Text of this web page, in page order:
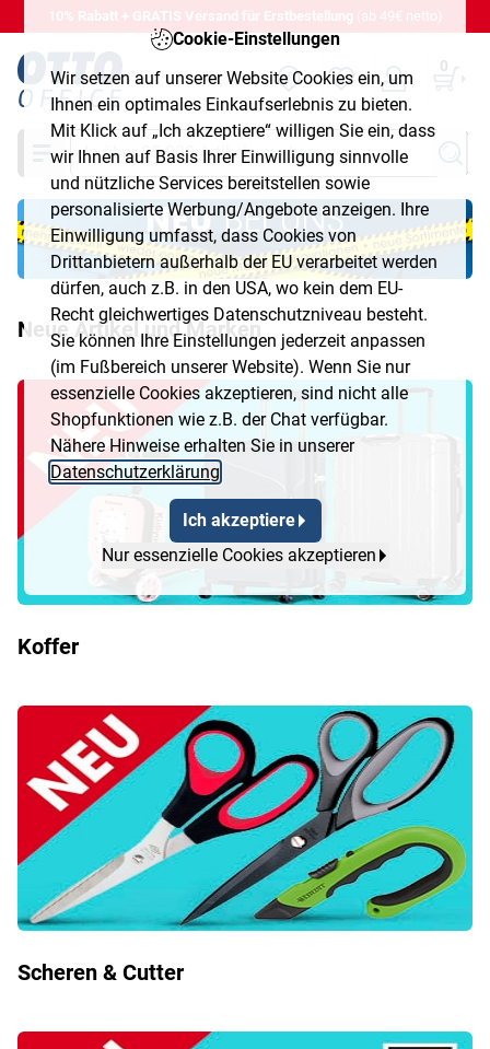
Cookie-Einstellungen
Wir setzen auf unserer Website Cookies ein, um
Ihnen ein optimales Einkaufserlebnis zu bieten.
Mit Klick auf „Ich akzeptiere“ willigen Sie ein, dass
wir Ihnen auf Basis Ihrer Einwilligung sinnvolle
und nützliche Services bereitstellen sowie
personalisierte Werbung/Angebote anzeigen. Ihre
Einwilligung umfasst, dass Cookies von
Drittanbietern außerhalb der EU verarbeitet werden
dürfen, auch z.B. in den USA, wo kein dem EU-
Recht gleichwertiges Datenschutzniveau besteht.
Sie können Ihre Einstellungen jederzeit anpassen
(im Fußbereich unserer Website). Wenn Sie nur
essenzielle Cookies akzeptieren, sind nicht alle
Shopfunktionen wie z.B. der Chat verfügbar.
Nähere Hinweise erhalten Sie in unserer
Datenschutzerklärung
Ich akzeptiere
Nur essenzielle Cookies akzeptieren
10% Rabatt + GRATIS Versand für Erstbestellung (ab 49€ netto)
0
Suche
Neue Artikel und Marken
Koffer
Scheren & Cutter